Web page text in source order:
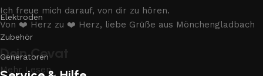
Ich freue mich darauf, von dir zu hören.
Von ❤️ Herz zu ❤️ Herz, liebe Grüße aus Mönchengladbach
Dein Cevat
Mehr Lesen
Elektroden
Zubehör
Generatoren